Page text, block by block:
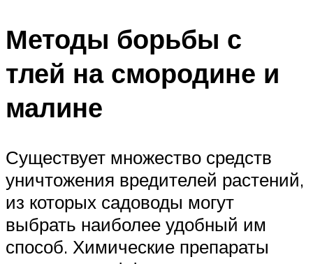
Методы борьбы с
тлей на смородине и
малине
Существует множество средств
уничтожения вредителей растений,
из которых садоводы могут
выбрать наиболее удобный им
способ. Химические препараты